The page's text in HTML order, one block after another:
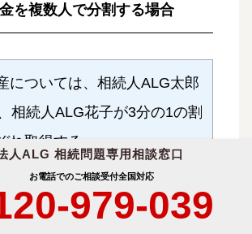
人ALG 相続問題専用相談窓口
お電話でのご相談受付全国対応
979-039
を複数人で分割する場合
については、相続人ALG太郎
相続人ALG花子が3分の1の割
れ取得する。
の遺産について甲野太郎は相
して以下の遺産の解約および
たは名義変更の手続きを行